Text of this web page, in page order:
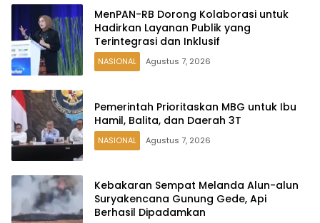
MenPAN-RB Dorong Kolaborasi untuk
Hadirkan Layanan Publik yang
Terintegrasi dan Inklusif
NASIONAL Agustus 7, 2026
Pemerintah Prioritaskan MBG untuk Ibu
Hamil, Balita, dan Daerah 3T
NASIONAL Agustus 7, 2026
Kebakaran Sempat Melanda Alun-alun
Suryakencana Gunung Gede, Api
Berhasil Dipadamkan